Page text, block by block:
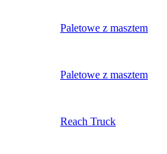
Paletowe z masztem
Paletowe z masztem
Reach Truck